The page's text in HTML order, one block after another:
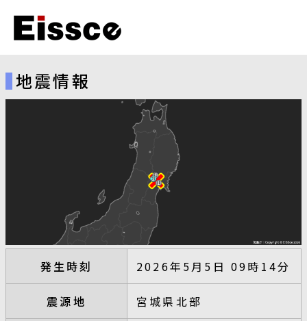
地震情報
発生時刻 2026年5月5日 09時14分
震源地 宮城県北部